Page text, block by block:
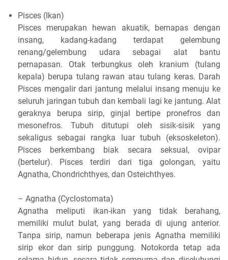
Pisces (Ikan)
Pisces merupakan hewan akuatik, bernapas dengan
insang, kadang-kadang terdapat gelembung
renang/gelembung udara sebagai alat bantu
pernapasan. Otak terbungkus oleh kranium (tulang
kepala) berupa tulang rawan atau tulang keras. Darah
Pisces mengalir dari jantung melalui insang menuju ke
seluruh jaringan tubuh dan kembali lagi ke jantung. Alat
geraknya berupa sirip, ginjal bertipe pronefros dan
mesonefros. Tubuh ditutupi oleh sisik-sisik yang
sekaligus sebagai rangka luar tubuh (eksoskeleton).
Pisces berkembang biak secara seksual, ovipar
(bertelur). Pisces terdiri dari tiga golongan, yaitu
Agnatha, Chondrichthyes, dan Osteichthyes.
– Agnatha (Cyclostomata)
Agnatha meliputi ikan-ikan yang tidak berahang,
memiliki mulut bulat, yang berada di ujung anterior.
Tanpa sirip, namun beberapa jenis Agnatha memiliki
sirip ekor dan sirip punggung. Notokorda tetap ada